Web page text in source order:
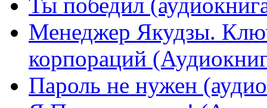
Ты победил
Менеджер Якудзы.
корпораций
Пароль не нужен